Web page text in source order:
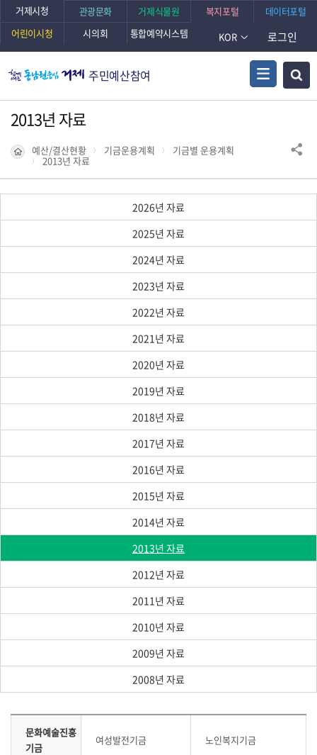
거제시청 관광문화 거제식물원 복지포털
데이터포털
어린이시청
시의회 통합예약시스템 KOR 로그인
주민예산참여
2013년 자료
예산/결산현황 기금운용계획 기금별 운용계획
2013년 자료
2026년 자료
2025년 자료
2024년 자료
2023년 자료
2022년 자료
2021년 자료
2020년 자료
2019년 자료
2018년 자료
2017년 자료
2016년 자료
2015년 자료
2014년 자료
2013년 자료
2012년 자료
2011년 자료
2010년 자료
2009년 자료
2008년 자료
문화예술진흥
기금
여성발전기금 노인복지기금